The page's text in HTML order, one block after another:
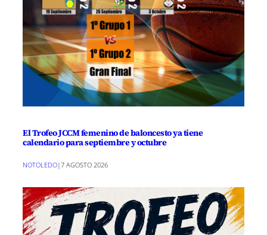
El Trofeo JCCM femenino de baloncesto ya tiene
calendario para septiembre y octubre
NOTOLEDO|7 AGOSTO 2026